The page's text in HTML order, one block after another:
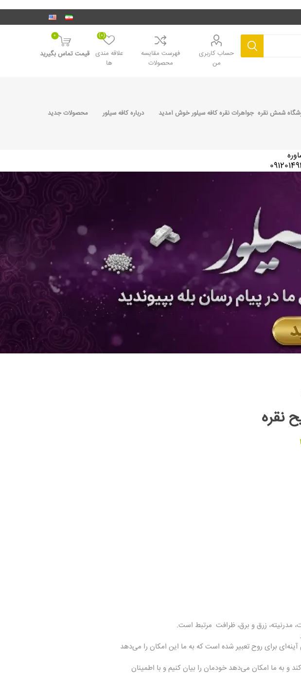
حساب کاربری
من
فهرست مقایسه
محصولات
علاقه مندی
ها
(0)
0
قیمت تماس بگیرید
شمش نقره جواهرات نقره کافه سیلور خوش آمدید درباره کافه سیلور محصولات جدید
نقره
مدرنیته، زرق و برق، ظرافت مرتبط است.
برای روح تعبیر شده است که به ما این امکان را می‌دهد
و به ما امکان می‌دهد خودمان را بیان کنیم و با اطمینان